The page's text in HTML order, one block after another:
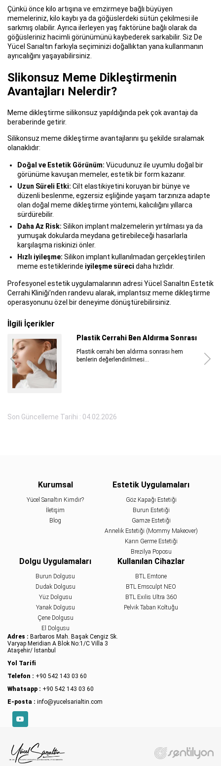
Çünkü önce kilo artışına ve emzirmeye bağlı büyüyen
memeleriniz, kilo kaybı ya da göğüslerdeki sütün çekilmesi ile
sarkmış olabilir. Ayrıca ilerleyen yaş faktörüne bağlı olarak da
göğüsleriniz hacimli görünümünü kaybederek sarkabilir. Siz De
Yücel Sarıaltın farkıyla seçiminizi doğallıktan yana kullanmanın
ayrıcalığını yaşayabilirsiniz.
Slikonsuz Meme Dikleştirmenin
Avantajları Nelerdir?
Meme dikleştirme silikonsuz yapıldığında pek çok avantajı da
beraberinde getirir.
Silikonsuz meme dikleştirme avantajlarını şu şekilde sıralamak
olanaklıdır:
Doğal ve Estetik Görünüm: Vücudunuz ile uyumlu doğal bir
görünüme kavuşan memeler, estetik bir form kazanır.
Uzun Süreli Etki: Cilt elastikiyetini koruyan bir bünye ve
düzenli beslenme, egzersiz eşliğinde yaşam tarzınıza adapte
olan doğal meme dikleştirme yöntemi, kalıcılığını yıllarca
sürdürebilir.
Daha Az Risk: Silikon implant malzemelerin yırtılması ya da
yumuşak dokularda meydana getirebileceği hasarlarla
karşılaşma riskinizi önler.
Hızlı iyileşme: Silikon implant kullanılmadan gerçekleştirilen
meme estetiklerinde iyileşme süreci daha hızlıdır.
Profesyonel estetik uygulamalarının adresi Yücel Sarıaltın Estetik
Cerrahi Kliniği’nden randevu alarak, implantsız meme dikleştirme
operasyonunu özel bir deneyime dönüştürebilirsiniz.
İlgili İçerikler
Mini Yüz Germe ve Yüz Germe Farkları
Ciltteki yaşlanma etkilerini azaltmak için
gerçekleştirilen mini yüz germe...
Son Güncelleme Tarihi : 04.02.2026
Kurumsal
Yücel Sarıaltın Kimdir?
İletişim
Blog
Estetik Uygulamaları
Göz Kapağı Estetiği
Burun Estetiği
Gamze Estetiği
Annelik Estetiği (Mommy Makeover)
Karın Germe Estetiği
Brezilya Poposu
Dolgu Uygulamaları
Burun Dolgusu
Dudak Dolgusu
Yüz Dolgusu
Yanak Dolgusu
Çene Dolgusu
El Dolgusu
Kullanılan Cihazlar
BTL Emtone
BTL Emsculpt NEO
BTL Exilis Ultra 360
Pelvik Taban Koltuğu
Adres : Barbaros Mah. Başak Cengiz Sk.
Varyap Meridian A Blok No:1/C Villa 3
Ataşehir/ İstanbul
Yol Tarifi
Telefon : +90 542 143 03 60
Whatsapp : +90 542 143 03 60
E-posta : info@yucelsarialtin.com
YouTube